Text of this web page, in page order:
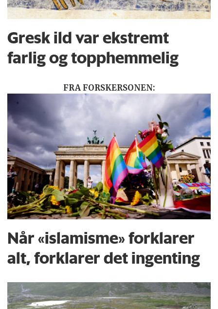
Gresk ild var ekstremt
farlig og topphemmelig
FRA FORSKERSONEN:
Når «islamisme» forklarer
alt, forklarer det ingenting